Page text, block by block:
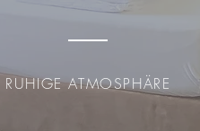
RUHIGE ATMOSPHÄRE